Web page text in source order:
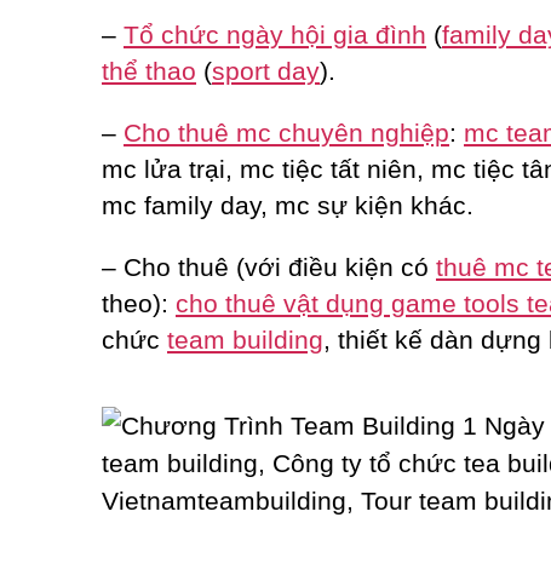
– Tổ chức ngày hội gia đình (family
thể thao (sport day).
– Cho thuê mc chuyên nghiệp: mc
mc lửa trại, mc tiệc tất niên, mc tiệc
mc family day, mc sự kiện khác.
– Cho thuê (với điều kiện có thuê mc
theo): cho thuê vật dụng game tools
chức team building , thiết kế dàn